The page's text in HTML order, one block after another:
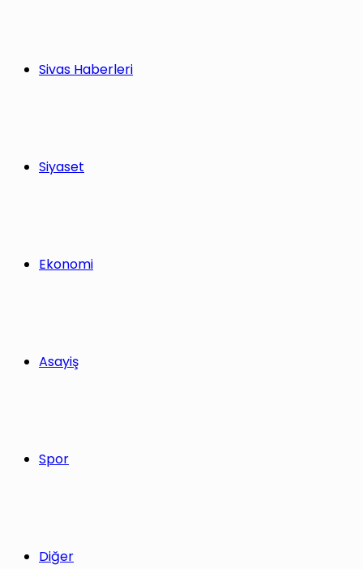
Sivas Haberleri
Siyaset
Ekonomi
Asayiş
Spor
Diğer